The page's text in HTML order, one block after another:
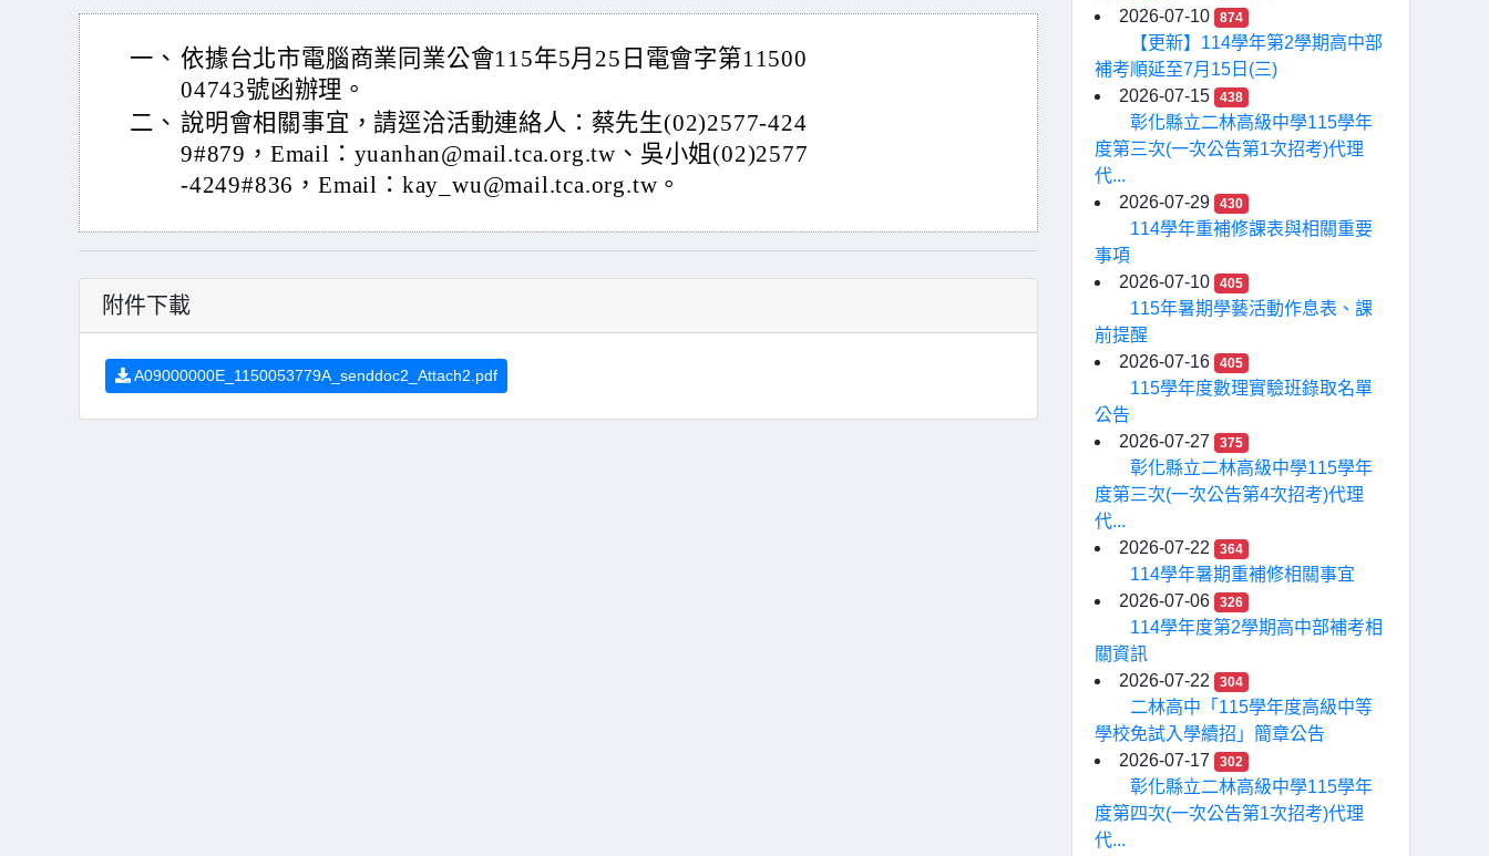
一、 依據台北市電腦商業同業公會115年5月25日電會字第11500
04743號函辦理。
二、 說明會相關事宜，請逕洽活動連絡人：蔡先生(02)2577-424
9#879，Email：yuanhan@mail.tca.org.tw、吳小姐(02)2577
-4249#836，Email：kay_wu@mail.tca.org.tw。
附件下載
A09000000E_1150053779A_senddoc2_Attach2.pdf
2026-07-10
874
【更新】114學年第2學期高中部
補考順延至7月15日(三)
2026-07-15
438
彰化縣立二林高級中學115學年
度第三次(一次公告第1次招考)代理
代...
2026-07-29
430
114學年重補修課表與相關重要
事項
2026-07-10
405
115年暑期學藝活動作息表、課
前提醒
2026-07-16
405
115學年度數理實驗班錄取名單
公告
2026-07-27
375
彰化縣立二林高級中學115學年
度第三次(一次公告第4次招考)代理
代...
2026-07-22
364
114學年暑期重補修相關事宜
2026-07-06
326
114學年度第2學期高中部補考相
關資訊
2026-07-22
304
二林高中「115學年度高級中等
學校免試入學續招」簡章公告
2026-07-17
302
彰化縣立二林高級中學115學年
度第四次(一次公告第1次招考)代理
代...